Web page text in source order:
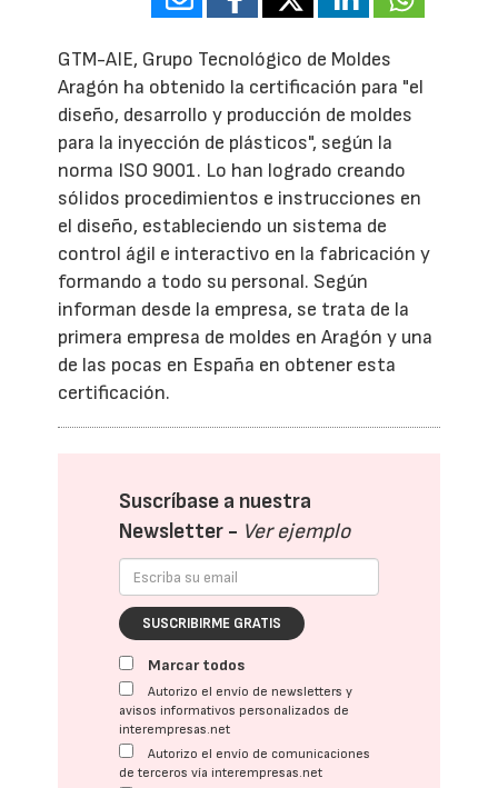
GTM-AIE, Grupo Tecnológico de Moldes
Aragón ha obtenido la certificación para "el
diseño, desarrollo y producción de moldes
para la inyección de plásticos", según la
norma ISO 9001. Lo han logrado creando
sólidos procedimientos e instrucciones en
el diseño, estableciendo un sistema de
control ágil e interactivo en la fabricación y
formando a todo su personal. Según
informan desde la empresa, se trata de la
primera empresa de moldes en Aragón y una
de las pocas en España en obtener esta
certificación.
Suscríbase a nuestra
Newsletter - Ver ejemplo
SUSCRIBIRME GRATIS
Marcar todos
Autorizo el envío de newsletters y
avisos informativos personalizados de
interempresas.net
Autorizo el envío de comunicaciones
de terceros vía interempresas.net